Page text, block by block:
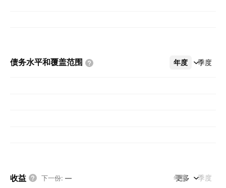
债务水平和覆盖范围 年度 季度
更多
收益 下一份: — 年度 季度
更多